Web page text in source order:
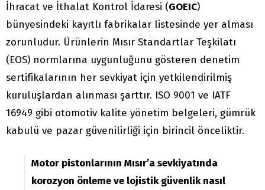
İhracat ve İthalat Kontrol İdaresi (GOEIC)
bünyesindeki kayıtlı fabrikalar listesinde yer alması
zorunludur. Ürünlerin Mısır Standartlar Teşkilatı
(EOS) normlarına uygunluğunu gösteren denetim
sertifikalarının her sevkiyat için yetkilendirilmiş
kuruluşlardan alınması şarttır. ISO 9001 ve IATF
16949 gibi otomotiv kalite yönetim belgeleri, gümrük
kabulü ve pazar güvenilirliği için birincil önceliktir.
Motor pistonlarının Mısır’a sevkiyatında
korozyon önleme ve lojistik güvenlik nasıl